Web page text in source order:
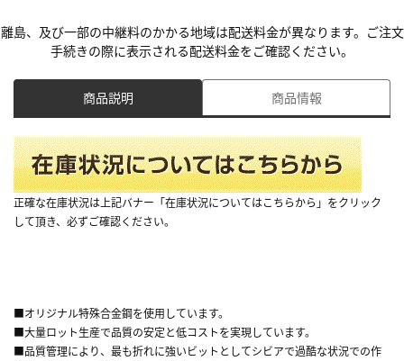
離島、及び一部の中継料のかかる地域は配送料金が異なります。ご注文
手続きの際に表示される配送料金をご確認ください。
商品説明 商品情報
正確な在庫状況は上記バナー「在庫状況についてはこちらから」をクリック
して頂き、必ずご確認ください。
■オリジナル特殊合金鋼を使用しています。
■大量ロット生産で品質の安定と低コストを実現しています。
■品質管理により、最も折れに強いビットとしてシビアで過酷な状況での作